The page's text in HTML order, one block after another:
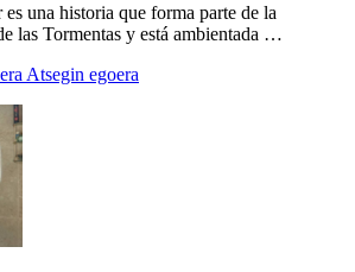
una historia que forma parte de la
las Tormentas y está ambientada …
Atsegin egoera